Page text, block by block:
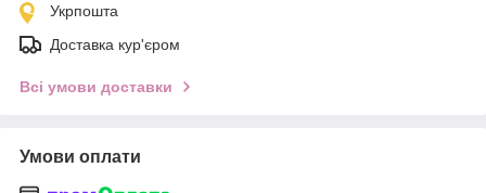
Укрпошта
Доставка кур'єром
Всі умови доставки
Умови оплати